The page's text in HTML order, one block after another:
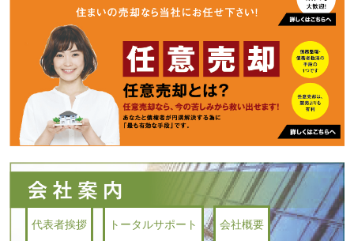
代表者挨拶 トータルサポート 会社概要